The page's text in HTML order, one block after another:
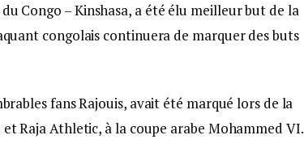
Congo – Kinshasa, a été élu meilleur but de la
congolais continuera de marquer des buts
fans Rajouis, avait été marqué lors de la
Raja Athletic, à la coupe arabe Mohammed VI.